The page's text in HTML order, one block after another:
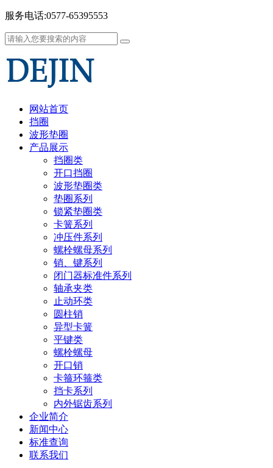
服务电话:0577-65395553
网站首页
挡圈
波形垫圈
产品展示
挡圈类
开口挡圈
波形垫圈类
垫圈系列
锁紧垫圈类
卡簧系列
冲压件系列
螺栓螺母系列
销、键系列
闭门器标准件系列
轴承夹类
止动环类
圆柱销
异型卡簧
平键类
螺栓螺母
开口销
卡箍环箍类
挡卡系列
内外锯齿系列
企业简介
新闻中心
标准查询
联系我们